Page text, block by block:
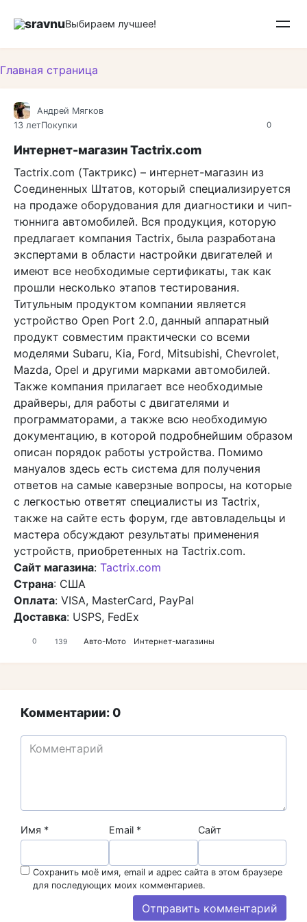
sravnuВыбираем лучшее!
Главная страница
0
Андрей Мягков
13 летПокупки
Интернет-магазин Tactrix.com
Tactrix.com (Тактрикс) – интернет-магазин из
Соединенных Штатов, который специализируется
на продаже оборудования для диагностики и чип-
тюннига автомобилей. Вся продукция, которую
предлагает компания Tactrix, была разработана
экспертами в области настройки двигателей и
имеют все необходимые сертификаты, так как
прошли несколько этапов тестирования.
Титульным продуктом компании является
устройство Open Port 2.0, данный аппаратный
продукт совместим практически со всеми
моделями Subaru, Kia, Ford, Mitsubishi, Chevrolet,
Mazda, Opel и другими марками автомобилей.
Также компания прилагает все необходимые
драйверы, для работы с двигателями и
программаторами, а также всю необходимую
документацию, в которой подробнейшим образом
описан порядок работы устройства. Помимо
мануалов здесь есть система для получения
ответов на самые каверзные вопросы, на которые
с легкостью ответят специалисты из Tactrix,
также на сайте есть форум, где автовладельцы и
мастера обсуждают результаты применения
устройств, приобретенных на Tactrix.com.
Сайт магазина: Tactrix.com
Страна: США
Оплата: VISA, MasterCard, PayPal
Доставка: USPS, FedEx
0 139 Авто-Мото Интернет-магазины
Комментарии: 0
Имя * Email * Сайт
Сохранить моё имя, email и адрес сайта в этом браузере
для последующих моих комментариев.